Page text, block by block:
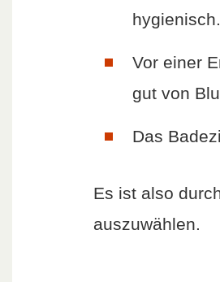
hygienisch.
Vor einer
gut von
Das
Es ist also
auszuwählen.